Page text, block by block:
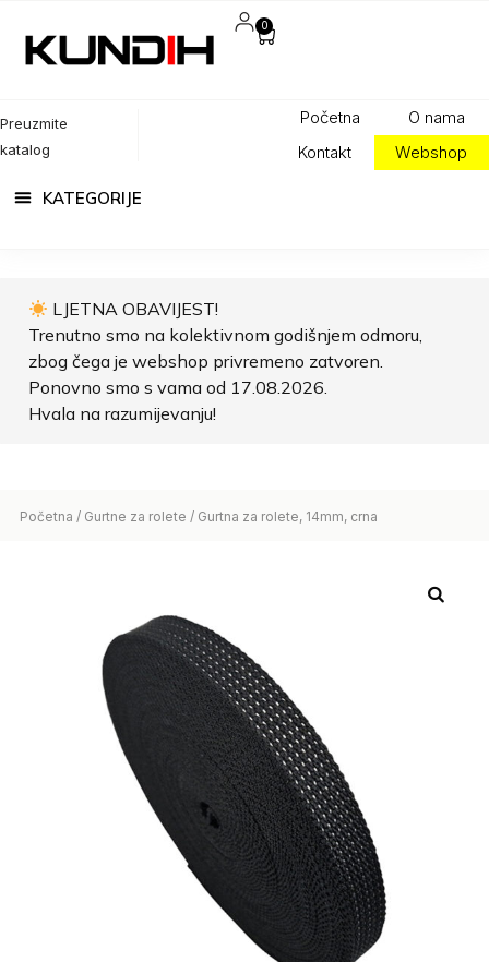
Početna
O nama
Kontakt
Webshop
Preuzmite
katalog
0
LJETNA OBAVIJEST!
Trenutno smo na kolektivnom godišnjem odmoru,
zbog čega je webshop privremeno zatvoren.
Ponovno smo s vama od 17.08.2026.
Hvala na razumijevanju!
Početna / Gurtne za rolete / Gurtna za rolete, 14mm, crna